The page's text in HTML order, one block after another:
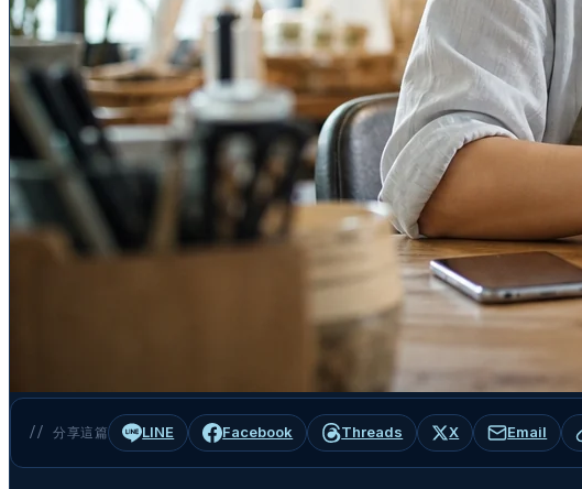
// 分享這篇 LINE Facebook Threads X Email